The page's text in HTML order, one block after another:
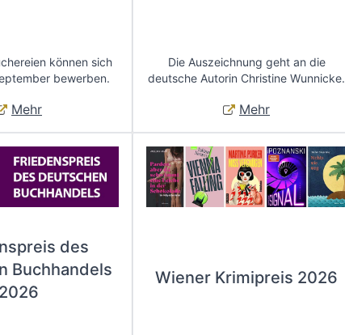
können sich
bewerben.
Mehr
Die Auszeichnung geht an die
deutsche Autorin Christine Wunnicke.
Mehr
des
Buchhandels
2026
Wiener Krimipreis 2026